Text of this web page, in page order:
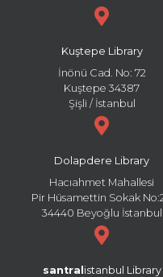
Kuştepe Library
İnönü Cad. No: 72
Kuştepe 34387
Şişli / İstanbul
Dolapdere Library
Hacıahmet Mahallesi
Pir Hüsamettin Sokak
34440 Beyoğlu İstanbul
santral istanbul Library